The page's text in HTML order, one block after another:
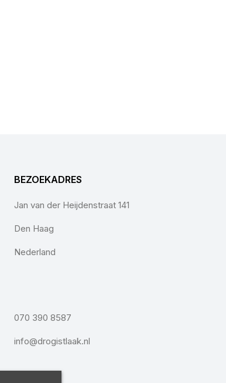
BEZOEKADRES
Jan van der Heijdenstraat 141
Den Haag
Nederland
070 390 8587
info@drogistlaak.nl